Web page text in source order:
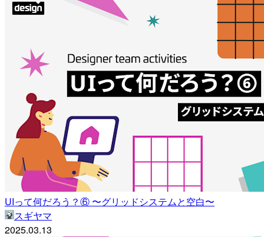
UIって何だろう？⑥ 〜グリッドシステムと空白〜
スギヤマ
2025.03.13